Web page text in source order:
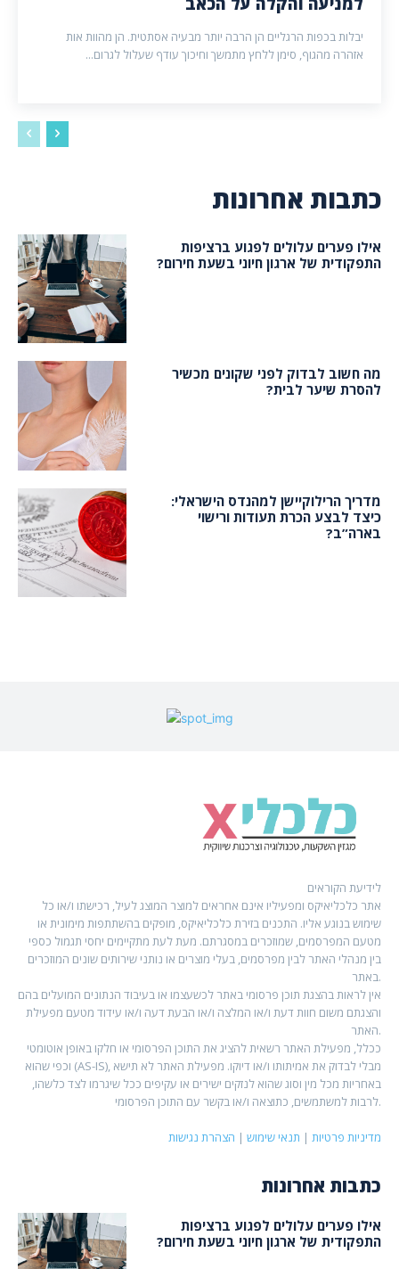
יבלות בכפות הרגליים הן הרבה יותר מבעיה אסתטית. הן מהוות אות
אזהרה מהגוף, סימן ללחץ מתמשך וחיכוך עודף שעלול לגרום...
כתבות אחרונות
אילו פערים עלולים לפגוע ברציפות
התפקודית של ארגון חיוני בשעת חירום?
מה חשוב לבדוק לפני שקונים מכשיר
להסרת שיער לבית?
מדריך הרילוקיישן למהנדס הישראלי:
כיצד לבצע הכרת תעודות ורישוי
בארה”ב?
לידיעת הקוראים
אתר כלכליאיקס ומפעיליו אינם אחראים למוצר המוצג לעיל, רכישתו ו/או כל
שימוש בנוגע אליו. התכנים בזירת כלכליאיקס, מופקים בהשתתפות מימונית או
מטעם המפרסמים, שמוזכרים במסגרתם. מעת לעת מתקיימים יחסי תגמול כספי
בין מנהלי האתר לבין מפרסמים, בעלי מוצרים או נותני שירותים שונים המוזכרים
באתר.
אין לראות בהצגת תוכן פרסומי באתר לכשעצמו או בעיבוד הנתונים המועלים בהם
והצגתם משום חוות דעת ו/או המלצה ו/או הבעת דעה ו/או עידוד מטעם מפעילת
האתר.
ככלל, מפעילת האתר רשאית להציג את התוכן הפרסומי או חלקו באופן אוטומטי
וכפי שהוא (AS-IS), מבלי לבדוק את אמיתותו ו/או דיוקו. מפעילת האתר לא תישא
באחריות מכל מין וסוג שהוא לנזקים ישירים או עקיפים ככל שיגרמו לצד כלשהו,
לרבות למשתמשים, כתוצאה ו/או בקשר עם התוכן הפרסומי.
מדיניות פרטיות | תנאי שימוש | הצהרת נגישות
כתבות אחרונות
אילו פערים עלולים לפגוע ברציפות
התפקודית של ארגון חיוני בשעת חירום?